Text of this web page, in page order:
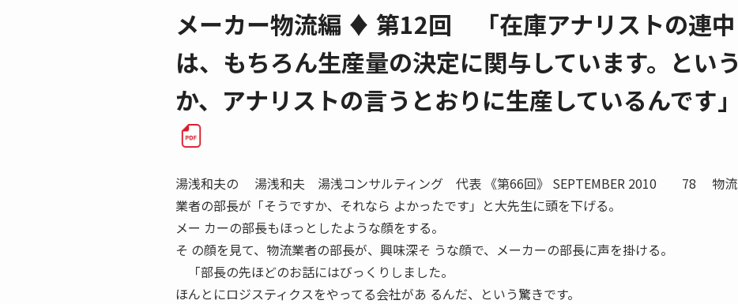
メーカー物流編 ♦ 第12回 「在庫アナリストの連中
は、もちろん生産量の決定に関与しています。という
か、アナリストの言うとおりに生産しているんです」
湯浅和夫の 湯浅和夫 湯浅コンサルティング 代表 《第66回》 SEPTEMBER 2010 78 物流
業者の部長が「そうですか、それなら よかったです」と大先生に頭を下げる。
メー カーの部長もほっとしたような顔をする。
そ の顔を見て、物流業者の部長が、興味深そ うな顔で、メーカーの部長に声を掛ける。
「部長の先ほどのお話にはびっくりしました。
ほんとにロジスティクスをやってる会社があ るんだ、という驚きです。